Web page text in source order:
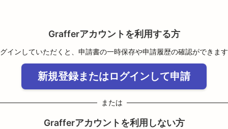
Grafferアカウントを利用する方
インしていただくと、申請書の一時保存や申請履歴の確認ができま
新規登録またはログインして申請
または
Grafferアカウントを利用しない方